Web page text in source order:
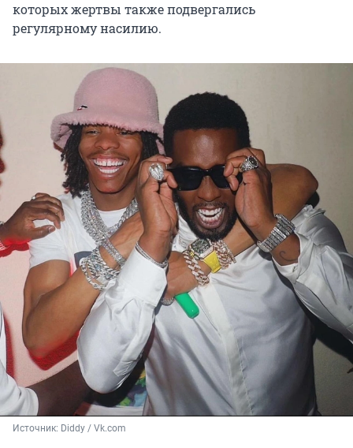
которых жертвы также подвергались
регулярному насилию.
Источник: Diddy / Vk.com